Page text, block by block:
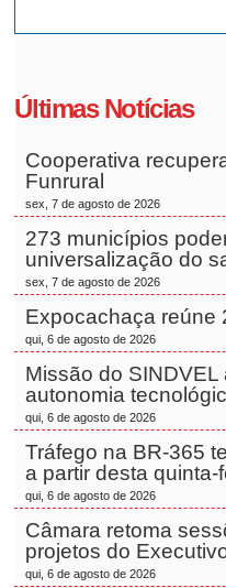
Últimas Notícias
Cooperativa
Funrural
sex, 7 de agosto de 2026
273 municípios
universalização do
sex, 7 de agosto de 2026
Expocachaça reúne
qui, 6 de agosto de 2026
Missão do
autonomia
qui, 6 de agosto de 2026
Tráfego na BR-365
a partir desta quinta-
qui, 6 de agosto de 2026
Câmara retoma
projetos do
qui, 6 de agosto de 2026